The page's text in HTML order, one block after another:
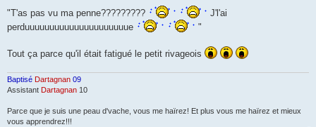
e
"T'as pas vu ma penne?????????
J'l'ai
perduuuuuuuuuuuuuuuuuuuuue
"
Tout ça parce qu'il était fatigué le petit rivageois
Baptisé Dartagnan 09
Assistant Dartagnan 10
Parce que je suis une peau d'vache, vous me haïrez! Et plus vous me haïrez et mieux
vous apprendrez!!!